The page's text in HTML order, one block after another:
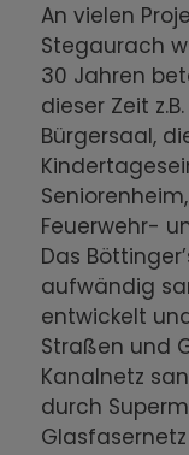
An vielen
Stegaurach
30 Jahren
dieser Zeit
Bürgersaal,
Feuerwehr-
Das
aufwändig
entwickelt
Straßen und
Kanalnetz
durch